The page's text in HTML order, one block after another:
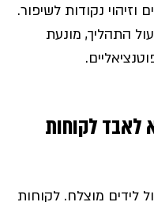
וזיהוי נקודות לשיפור.
התהליך, מונעת
לאבד לקוחות
לידים מוצלח. לקוחות